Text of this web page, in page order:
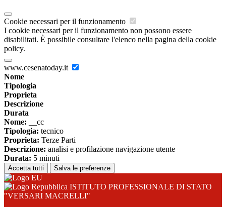
Cookie necessari per il funzionamento
I cookie necessari per il funzionamento non possono essere
disabilitati. È possibile consultare l'elenco nella pagina della cookie
policy.
www.cesenatoday.it
Nome
Tipologia
Proprieta
Descrizione
Durata
Nome: __cc
Tipologia: tecnico
Proprieta: Terze Parti
Descrizione: analisi e profilazione navigazione utente
Durata: 5 minuti
Accetta tutti Salva le preferenze
ISTITUTO PROFESSIONALE DI STATO
"VERSARI MACRELLI"